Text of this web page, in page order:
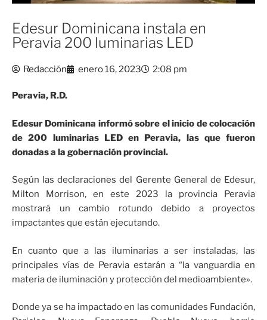
Edesur Dominicana instala en
Peravia 200 luminarias LED
Redacción enero 16, 2023 2:08 pm
Peravia, R.D.
Edesur Dominicana informó sobre el inicio de colocación
de 200 luminarias LED en Peravia, las que fueron
donadas a la gobernación provincial.
Según las declaraciones del Gerente General de Edesur,
Milton Morrison, en este 2023 la provincia Peravia
mostrará un cambio rotundo debido a proyectos
impactantes que están ejecutando.
En cuanto que a las iluminarias a ser instaladas, las
principales vías de Peravia estarán a “la vanguardia en
materia de iluminación y protección del medioambiente».
Donde ya se ha impactado en las comunidades Fundación,